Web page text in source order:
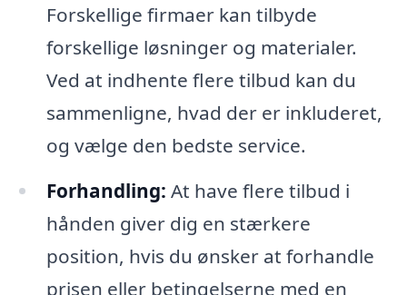
Forskellige firmaer kan tilbyde
forskellige løsninger og materialer.
Ved at indhente flere tilbud kan du
sammenligne, hvad der er inkluderet,
og vælge den bedste service.
Forhandling: At have flere tilbud i
hånden giver dig en stærkere
position, hvis du ønsker at forhandle
prisen eller betingelserne med en